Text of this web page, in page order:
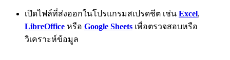
เปิดไฟล์ที่ส่งออกในโปรแกรมสเปรดชีต เช่น Excel,
LibreOffice หรือ Google Sheets เพื่อตรวจสอบหรือ
วิเคราะห์ข้อมูล